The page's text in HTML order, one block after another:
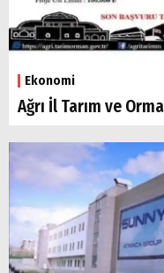
Ekonomi
Ağrı İl Tarım ve